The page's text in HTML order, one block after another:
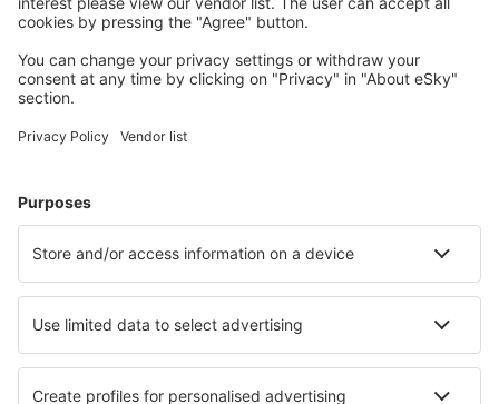
Dacă aveți întrebări, vă rugăm să ne lăsați un mesaj în secțiunea
vom reveni cu un răspuns cât mai curând posibil.
Acest articol a fost creat cu ajutorul inteligenței artificiale. Sfaturile și
recomandările din acest articol și din articolele asociate au doar caracter
informativ și orientativ și nu pot constitui temei pentru formularea unor
pretenții împotriva eSky.ro.
Ați găsit informația pe care o căutați în acest articol?
Da | Nu